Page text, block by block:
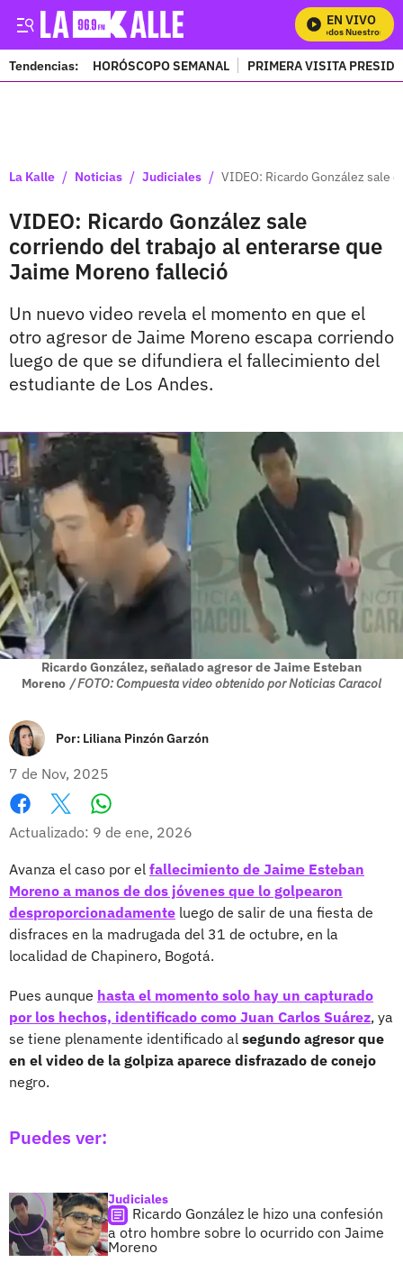
EN VIVO
Mira Todos Nuestros
Tendencias: HORÓSCOPO SEMANAL PRIMERA VISITA
La Kalle / Noticias / Judiciales / VIDEO: Ricardo González sale
VIDEO: Ricardo González sale
corriendo del trabajo al enterarse que
Jaime Moreno falleció
Un nuevo video revela el momento en que el
otro agresor de Jaime Moreno escapa corriendo
luego de que se difundiera el fallecimiento del
estudiante de Los Andes.
Ricardo González, señalado agresor de Jaime Esteban
Moreno / FOTO: Compuesta video obtenido por Noticias Caracol
Por: Liliana Pinzón Garzón
7 de Nov, 2025
Facebook
X
Actualizado: 9 de ene, 2026
Avanza el caso por el fallecimiento de Jaime Esteban
Moreno a manos de dos jóvenes que lo golpearon
desproporcionadamente luego de salir de una fiesta de
disfraces en la madrugada del 31 de octubre, en la
localidad de Chapinero, Bogotá.
Pues aunque hasta el momento solo hay un capturado
por los hechos, identificado como Juan Carlos Suárez, ya
se tiene plenamente identificado al segundo agresor que
en el video de la golpiza aparece disfrazado de conejo
negro.
Puedes ver:
Judiciales
Ricardo González le hizo una confesión
a otro hombre sobre lo ocurrido con Jaime
Moreno